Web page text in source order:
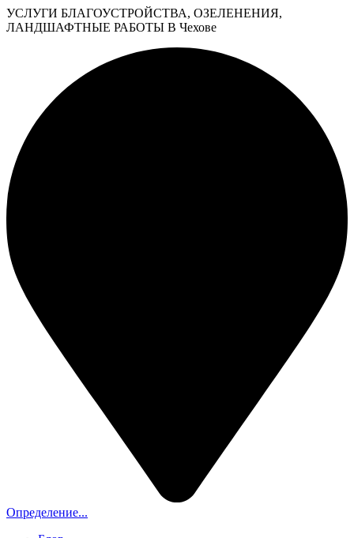
УСЛУГИ БЛАГОУСТРОЙСТВА, ОЗЕЛЕНЕНИЯ,
ЛАНДШАФТНЫЕ РАБОТЫ В Чехове
Определение...